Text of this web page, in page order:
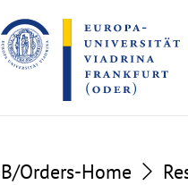
to
the
content
to
the
footer
B/Orders-Home